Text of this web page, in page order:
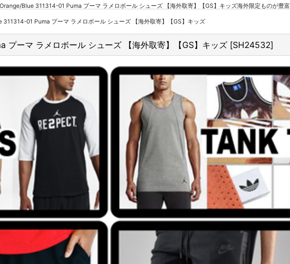
Blue 311314-01 Puma プーマ ラメロボール シューズ 【海外取寄】【GS】キッズ海外限定ものが豊富
01 Puma プーマ ラメロボール シューズ 【海外取寄】【GS】キッズ
ーマ ラメロボール シューズ 【海外取寄】【GS】キッズ [SH24532]